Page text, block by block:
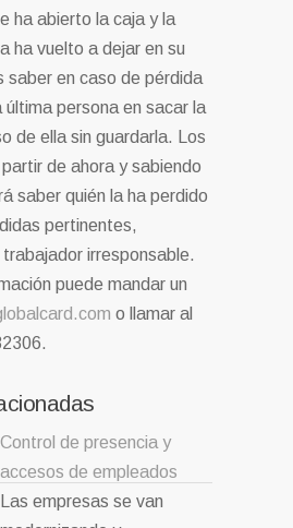
ha abierto la caja y la
ha vuelto a dejar en su
saber en caso de pérdida
última persona en sacar la
de ella sin guardarla. Los
de ahora y sabiendo
saber quién la ha perdido
pertinentes,
irresponsable.
puede mandar un
o llamar al
Control de presencia y
accesos de empleados
Las empresas se van